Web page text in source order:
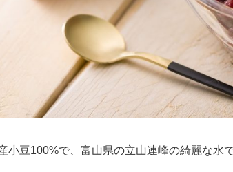
小豆100%で、富山県の立山連峰の綺麗な水